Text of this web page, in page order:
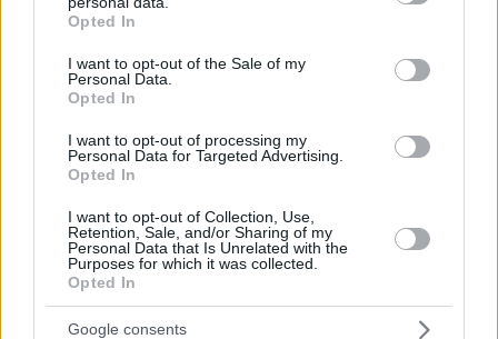
grant or deny consent to Google and its third-party tags to
use your data for below specified purposes in below Google
consent section.
Opted In
I want to opt-out of the Sale of my
Personal Data.
Opted In
I want to opt-out of processing my
Personal Data for Targeted Advertising.
Opted In
I want to opt-out of Collection, Use,
Retention, Sale, and/or Sharing of my
Personal Data that Is Unrelated with the
Purposes for which it was collected.
Opted In
Google consents
Τι έκανε η Κέιτ Μίντλετον στη διάρκεια της
θεραπείας για τον καρκίνο, όταν δεν μπορούσε να
συγκεντρωθεί
πριν μία ώρα